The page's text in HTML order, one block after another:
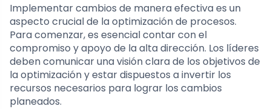
Implementar cambios de manera efectiva es un
aspecto crucial de la optimización de procesos.
Para comenzar, es esencial contar con el
compromiso y apoyo de la alta dirección. Los líderes
deben comunicar una visión clara de los objetivos de
la optimización y estar dispuestos a invertir los
recursos necesarios para lograr los cambios
planeados.